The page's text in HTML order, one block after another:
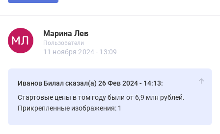
Марина Лев
Марина Лев
Пользователи
Новичок
Пользователи
8 сообщений
11 ноября 2024 - 13:09
Иванов Билал сказал(а) 26 Фев 2024 - 14:13:
Стартовые цены в том году были от 6,9 млн рублей.
Прикрепленные изображения: 1